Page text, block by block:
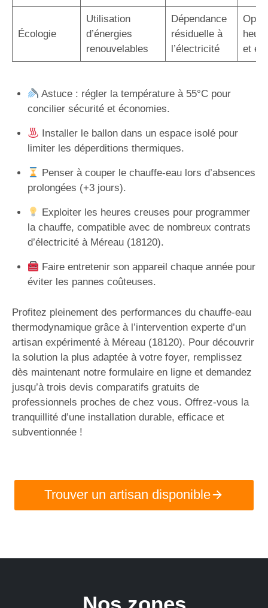
Écologie
Utilisation
d’énergies
renouvelables
Dépendance
résiduelle à
l’électricité
et
Astuce : régler la température à 55°C pour
concilier sécurité et économies.
Installer le ballon dans un espace isolé pour
limiter les déperditions thermiques.
Penser à couper le chauffe-eau lors d’absences
prolongées (+3 jours).
Exploiter les heures creuses pour programmer
la chauffe, compatible avec de nombreux contrats
d’électricité à Méreau (18120).
Faire entretenir son appareil chaque année pour
éviter les pannes coûteuses.
Profitez pleinement des performances du chauffe-eau
thermodynamique grâce à l’intervention experte d’un
artisan expérimenté à Méreau (18120). Pour découvrir
la solution la plus adaptée à votre foyer, remplissez
dès maintenant notre formulaire en ligne et demandez
jusqu’à trois devis comparatifs gratuits de
professionnels proches de chez vous. Offrez-vous la
tranquillité d’une installation durable, efficace et
subventionnée !
Trouver un artisan disponible